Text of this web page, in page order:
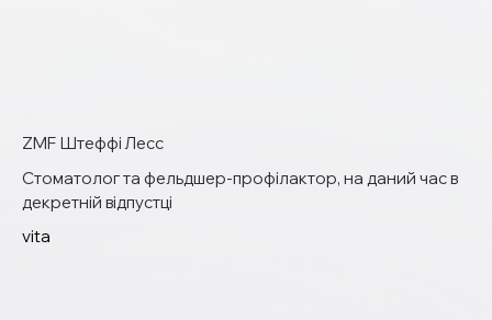
ZMF Штеффі Лесс
Стоматолог та фельдшер-профілактор, на даний час в
декретній відпустці
vita